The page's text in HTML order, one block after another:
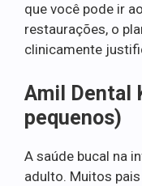
que você pode ir
restaurações, o
clinicamente
Amil Dental
pequenos)
A saúde bucal na
adulto. Muitos